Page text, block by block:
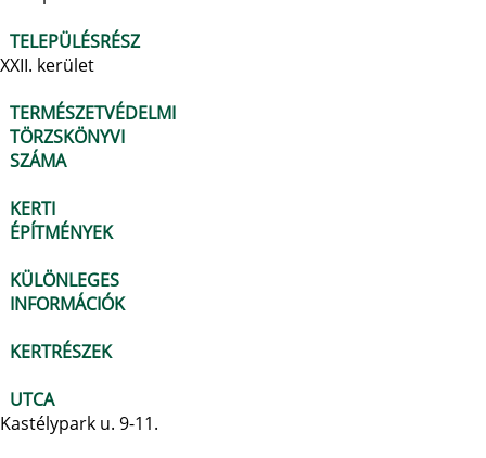
TELEPÜLÉSRÉSZ
XXII. kerület
TERMÉSZETVÉDELMI
TÖRZSKÖNYVI
SZÁMA
KERTI
ÉPÍTMÉNYEK
KÜLÖNLEGES
INFORMÁCIÓK
KERTRÉSZEK
UTCA
Kastélypark u. 9-11.